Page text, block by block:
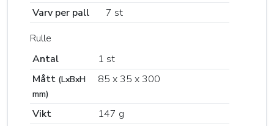
Varv per pall
7 st
Rulle
Antal
1 st
Mått (LxBxH
mm)
85 x 35 x 300
Vikt
147 g